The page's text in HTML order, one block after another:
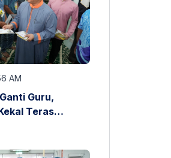
AM
Guru,
Teras